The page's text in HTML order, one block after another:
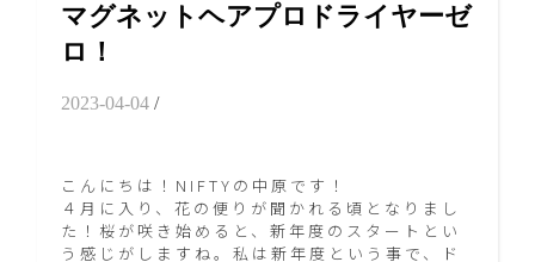
マグネットヘアプロドライヤーゼ
ロ！
2023-04-04 /
こんにちは！NIFTYの中原です！
４月に入り、花の便りが聞かれる頃となりまし
た！桜が咲き始めると、新年度のスタートとい
う感じがしますね。私は新年度という事で、ド